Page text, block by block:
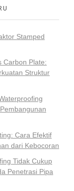
Stamped
Carbon Plate:
Struktur
Cara Efektif
dari Kebocoran
Tidak Cukup
Penetrasi Pipa